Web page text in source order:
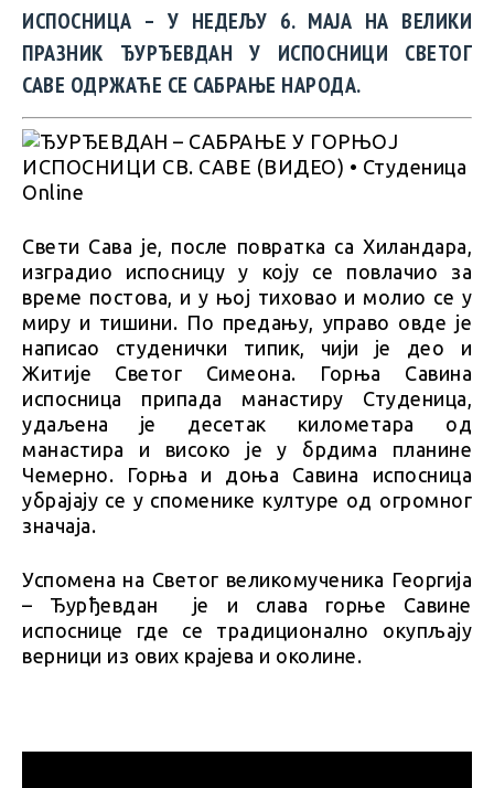
ИСПОСНИЦА – У НЕДЕЉУ 6. МАЈА НА ВЕЛИКИ
ПРАЗНИК ЂУРЂЕВДАН У ИСПОСНИЦИ СВЕТОГ
САВЕ ОДРЖАЋЕ СЕ САБРАЊЕ НАРОДА.
Свети Сава је, после повратка са Хиландара,
изградио испосницу у коју се повлачио за
време постова, и у њој тиховао и молио се у
миру и тишини. По предању, управо овде је
написао студенички типик, чији је део и
Житије Светог Симеона. Горња Савина
испосница припада манастиру Студеница,
удаљена је десетак километара од
манастира и високо је у брдима планине
Чемерно. Горња и доња Савина испосница
убрајају се у споменике културе од огромног
значаја.
Успомена на Светог великомученика Георгија
– Ђурђевдан је и слава горње Савине
испоснице где се традиционално окупљају
верници из ових крајева и околине.